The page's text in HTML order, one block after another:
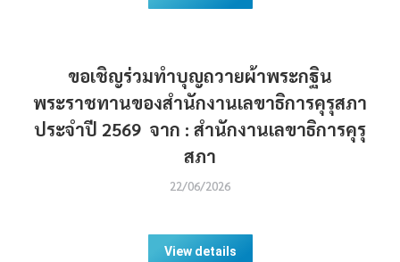
ขอเชิญร่วมทำบุญถวายผ้าพระกฐิน
พระราชทานของสำนักงานเลขาธิการคุรุสภา
ประจำปี 2569 จาก : สำนักงานเลขาธิการคุรุ
สภา
22/06/2026
View details